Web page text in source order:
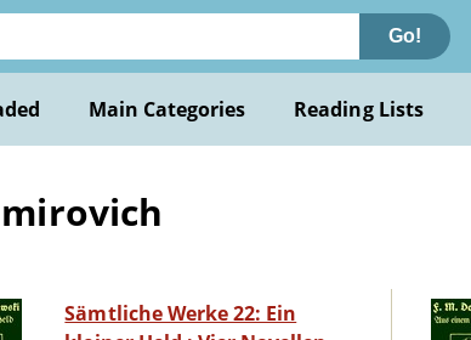
Go!
Main Categories Reading Lists
Sämtliche Werke 22: Ein